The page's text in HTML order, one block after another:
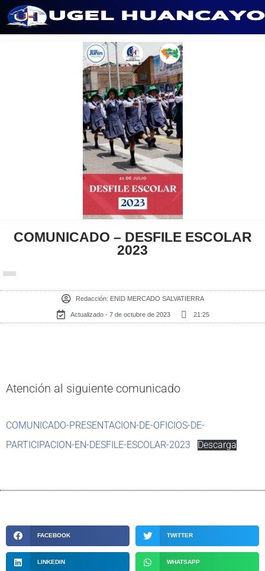
COMUNICADO – DESFILE ESCOLAR
2023
Redacción: ENID MERCADO SALVATIERRA
Actualizado - 7 de octubre de 2023 21:25
Atención al siguiente comunicado
COMUNICADO-PRESENTACION-DE-OFICIOS-DE-
PARTICIPACION-EN-DESFILE-ESCOLAR-2023
Descarga
FACEBOOK TWITTER
LINKEDIN WHATSAPP